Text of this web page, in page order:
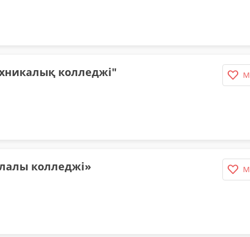
колледжі"
колледжі»